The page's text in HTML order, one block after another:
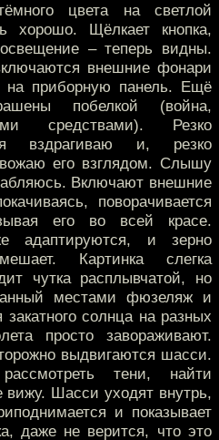
цвета на светлой
хорошо. Щёлкает кнопка,
– теперь видны.
внешние фонари
на приборную панель. Ещё
побелкой (война,
средствами). Резко
вздрагиваю и, резко
его взглядом. Слышу
Включают внешние
поворачивается
его во всей красе.
адаптируются, и зерно
Картинка слегка
чутка расплывчатой, но
местами фюзеляж и
солнца на разных
просто завораживают.
выдвигаются шасси.
тени, найти
вижу. Шасси уходят внутрь,
и показывает
даже не верится, что это